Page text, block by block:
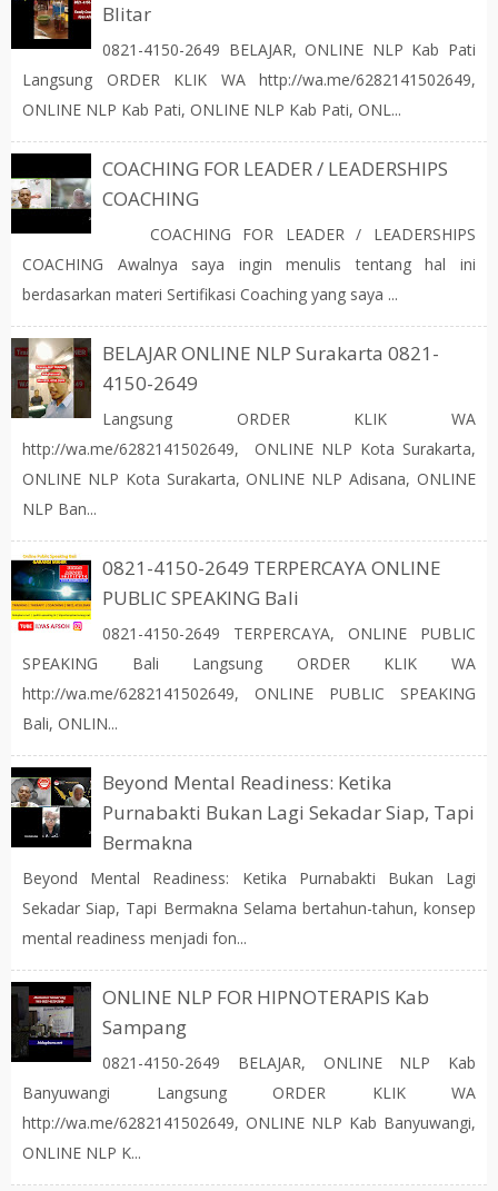
Blitar
0821-4150-2649 BELAJAR, ONLINE NLP Kab Pati
Langsung ORDER KLIK WA http://wa.me/6282141502649,
ONLINE NLP Kab Pati, ONLINE NLP Kab Pati, ONL...
COACHING FOR LEADER / LEADERSHIPS
COACHING
COACHING FOR LEADER / LEADERSHIPS
COACHING Awalnya saya ingin menulis tentang hal ini
berdasarkan materi Sertifikasi Coaching yang saya ...
BELAJAR ONLINE NLP Surakarta 0821-
4150-2649
Langsung ORDER KLIK WA
http://wa.me/6282141502649, ONLINE NLP Kota Surakarta,
ONLINE NLP Kota Surakarta, ONLINE NLP Adisana, ONLINE
NLP Ban...
0821-4150-2649 TERPERCAYA ONLINE
PUBLIC SPEAKING Bali
0821-4150-2649 TERPERCAYA, ONLINE PUBLIC
SPEAKING Bali Langsung ORDER KLIK WA
http://wa.me/6282141502649, ONLINE PUBLIC SPEAKING
Bali, ONLIN...
Beyond Mental Readiness: Ketika
Purnabakti Bukan Lagi Sekadar Siap, Tapi
Bermakna
Beyond Mental Readiness: Ketika Purnabakti Bukan Lagi
Sekadar Siap, Tapi Bermakna Selama bertahun-tahun, konsep
mental readiness menjadi fon...
ONLINE NLP FOR HIPNOTERAPIS Kab
Sampang
0821-4150-2649 BELAJAR, ONLINE NLP Kab
Banyuwangi Langsung ORDER KLIK WA
http://wa.me/6282141502649, ONLINE NLP Kab Banyuwangi,
ONLINE NLP K...